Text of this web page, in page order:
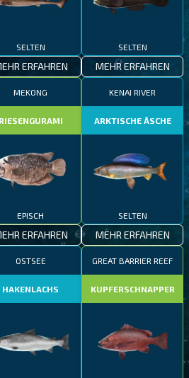
SELTEN
ERFAHREN
SELTEN
MEHR ERFAHREN
MEKONG
RIESENGURAMI
EPISCH
ERFAHREN
KENAI RIVER
ARKTISCHE ÄSCHE
SELTEN
MEHR ERFAHREN
OSTSEE
HAKENLACHS
GREAT BARRIER REEF
KUPFERSCHNAPPER